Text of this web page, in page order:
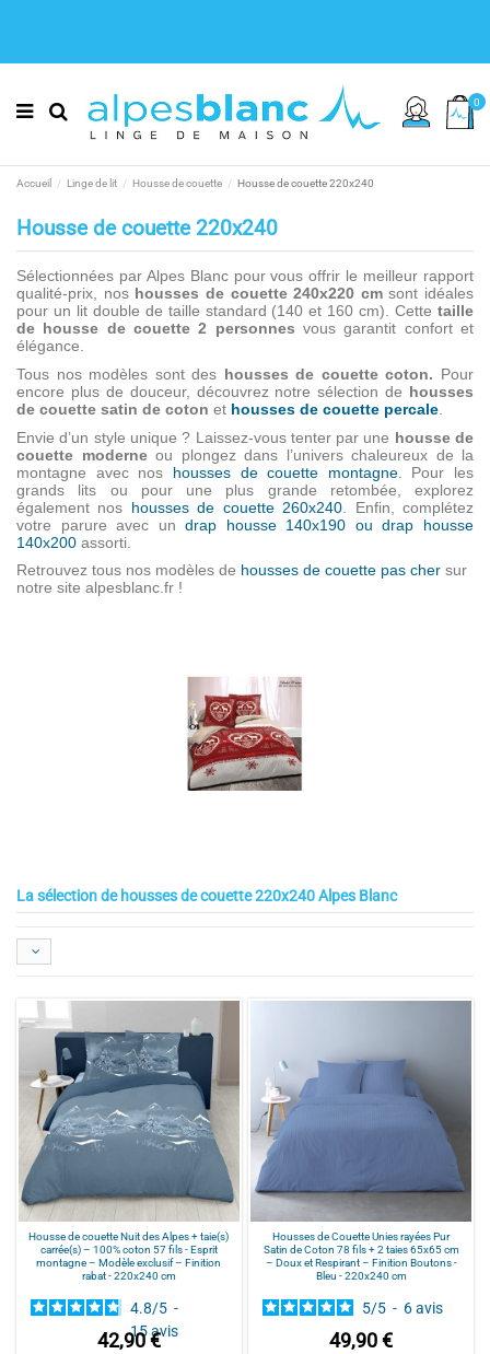
0
Accueil Linge de lit Housse de couette Housse de couette 220x240
Housse de couette 220x240
Sélectionnées par Alpes Blanc pour vous offrir le meilleur rapport
qualité-prix, nos housses de couette 240x220 cmsont idéales
pour un lit double de taille standard (140 et 160 cm). Cette taille
de housse de couette 2 personnes vous garantit confort et
élégance.
Tous nos modèles sont des housses de couette coton. Pour
encore plus de douceur, découvrez notre sélection de housses
de couette satin de coton et housses de couette percale
Envie d’un style unique ? Laissez-vous tenter par une housse de
couette moderneou plongez dans l’univers chaleureux de la
montagne avec nos housses de couette montagne. Pour les
grands lits ou pour une plus grande retombée, explorez
également nos housses de couette 260x240 . Enfin, complétez
votre parure avec undrap housse 140x190 ou drap housse
140x200 assorti.
Retrouvez tous nos modèles de housses de couette pas cher sur
notre site alpesblanc.fr !
La sélection de housses de couette 220x240 Alpes Blanc
Housse de couette Nuit des Alpes + taie(s)
carrée(s) – 100% coton 57 fils - Esprit
montagne – Modèle exclusif – Finition
rabat - 220x240 cm
4.8/5 -
15avis
42,90 €
Housses de Couette Unies rayées Pur
Satin de Coton 78 fils + 2 taies 65x65 cm
– Doux et Respirant – Finition Boutons -
Bleu - 220x240 cm
5/5 - 6avis
49,90 €